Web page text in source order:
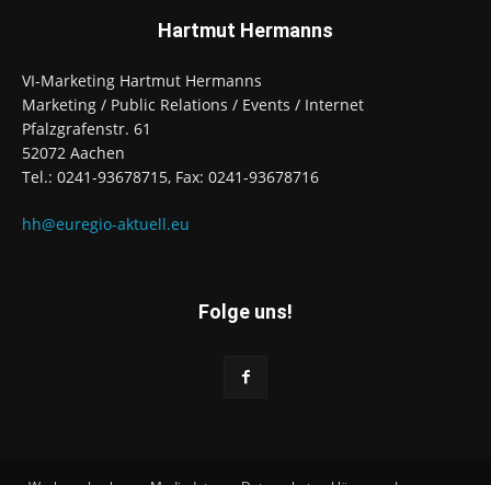
Hartmut Hermanns
VI-Marketing Hartmut Hermanns
Marketing / Public Relations / Events / Internet
Pfalzgrafenstr. 61
52072 Aachen
Tel.: 0241-93678715, Fax: 0241-93678716
hh@euregio-aktuell.eu
Folge uns!